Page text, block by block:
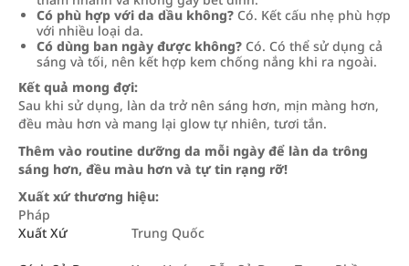
Có phù hợp với da dầu không? Có. Kết cấu nhẹ phù hợp
với nhiều loại da.
Có dùng ban ngày được không? Có. Có thể sử dụng cả
sáng và tối, nên kết hợp kem chống nắng khi ra ngoài.
Kết quả mong đợi:
Sau khi sử dụng, làn da trở nên sáng hơn, mịn màng hơn,
đều màu hơn và mang lại glow tự nhiên, tươi tắn.
Thêm vào routine dưỡng da mỗi ngày để làn da trông
sáng hơn, đều màu hơn và tự tin rạng rỡ!
Xuất xứ thương hiệu:
Pháp
Xuất Xứ
Trung Quốc